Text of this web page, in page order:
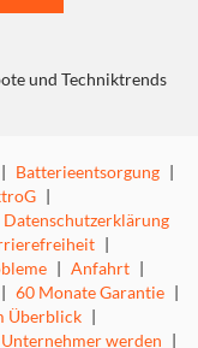
und Techniktrends
| Batterieentsorgung |
|
Datenschutzerklärung
|
| Anfahrt |
| 60 Monate Garantie |
Überblick |
Unternehmer werden |